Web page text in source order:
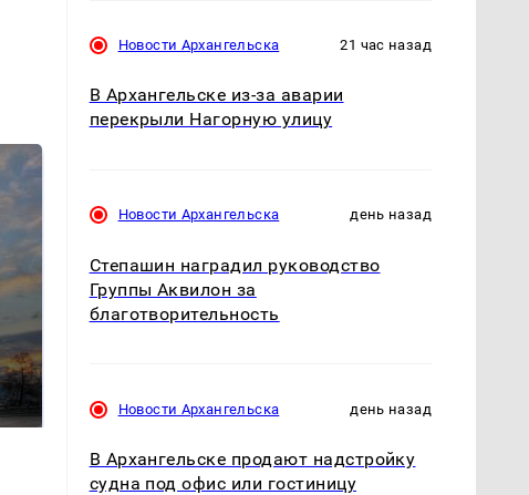
продукта: что купить?
подожгли.
Новости Архангельска 21 час назад
В Архангельске из-за аварии
перекрыли Нагорную улицу
Новости Архангельска день назад
Степашин наградил руководство
Группы Аквилон за
благотворительность
Новости Архангельска день назад
В Архангельске продают надстройку
судна под офис или гостиницу